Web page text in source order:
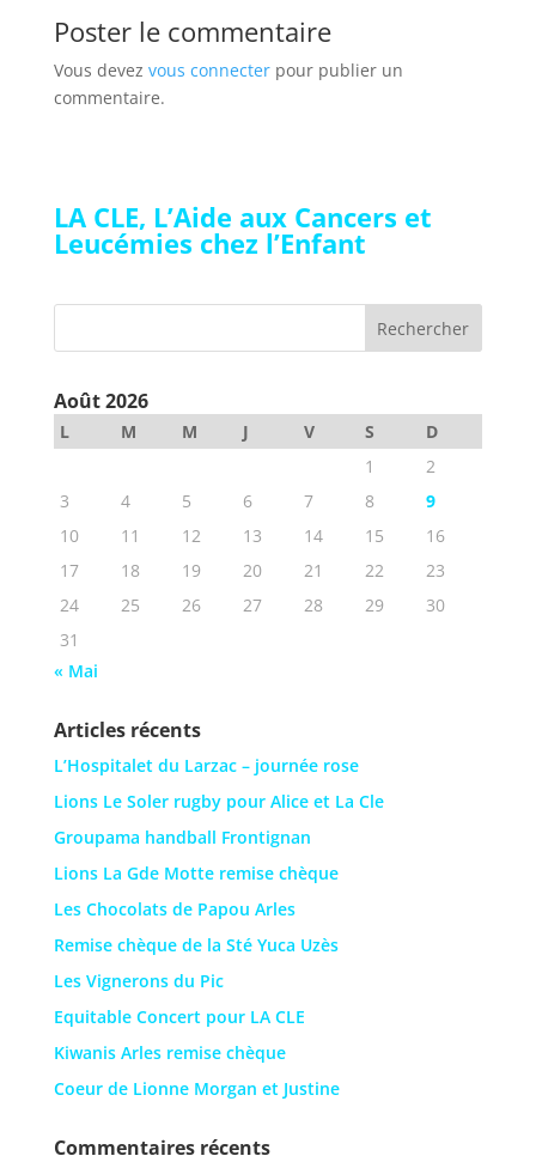
Poster le commentaire
Vous devez vous connecterpour publier un
commentaire.
LA CLE, L’Aide aux Cancers et
Leucémies chez l’Enfant
Août 2026
L M M J V S
D
1
2
3
4 5 6 7 8
9
10
11 12 13 14 15
16
17
18 19 20 21 22
23
24
25 26 27 28 29
30
31
« Mai
Articles récents
L’Hospitalet du Larzac – journée rose
Lions Le Soler rugby pour Alice et La Cle
Groupama handball Frontignan
Lions La Gde Motte remise chèque
Les Chocolats de Papou Arles
Remise chèque de la Sté Yuca Uzès
Les Vignerons du Pic
Equitable Concert pour LA CLE
Kiwanis Arles remise chèque
Coeur de Lionne Morgan et Justine
Commentaires récents